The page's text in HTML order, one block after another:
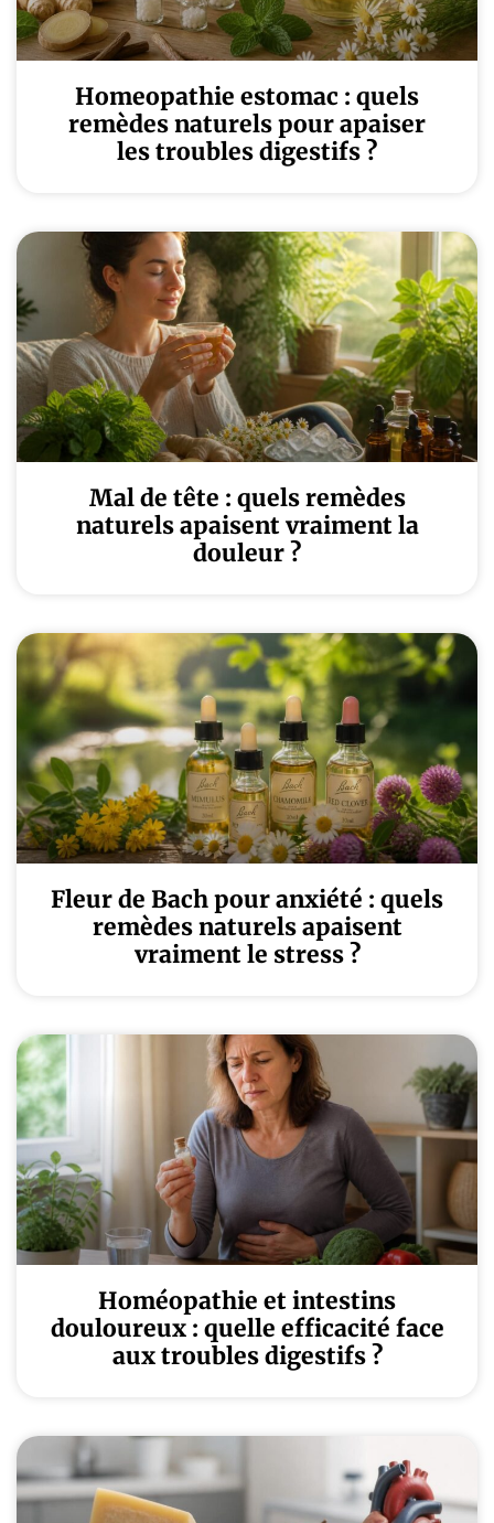
Homeopathie estomac : quels
remèdes naturels pour apaiser
les troubles digestifs ?
Mal de tête : quels remèdes
naturels apaisent vraiment la
douleur ?
Fleur de Bach pour anxiété : quels
remèdes naturels apaisent
vraiment le stress ?
Homéopathie et intestins
douloureux : quelle efficacité face
aux troubles digestifs ?